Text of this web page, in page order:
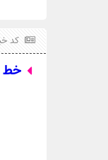
کد خبر:
خط